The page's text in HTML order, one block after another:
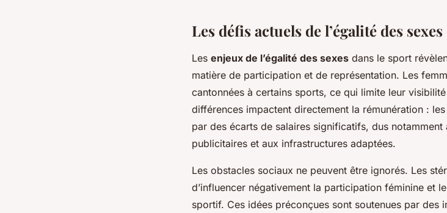
Les défis actuels de l’égalité des
Les enjeux de l’égalité des sexes dans le sport
matière de participation et de représentation. Les
cantonnées à certains sports, ce qui limite leur
différences impactent directement la rémunération : les
par des écarts de salaires significatifs, dus
publicitaires et aux infrastructures adaptées.
Les obstacles sociaux ne peuvent être ignorés. Les
d’influencer négativement la participation féminine et
sportif. Ces idées préconçues sont soutenues par des